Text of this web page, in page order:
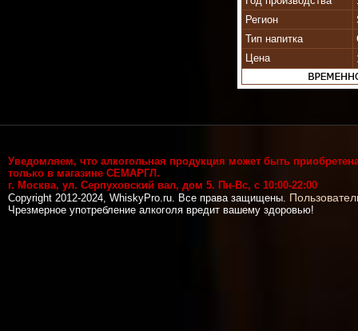
Регион
Тип напитка
Цена
Уведомляем, что алкогольная продукция может быть
только в магазине СЕМАРГЛ.
г. Москва, ул. Серпуховский вал, дом 5. Пн-Вс, с 10:00-22:00
Copyright 2012-2024, WhiskyPro.ru. Все права защищены.
Чрезмерное употребление алкоголя вредит вашему здоровью!